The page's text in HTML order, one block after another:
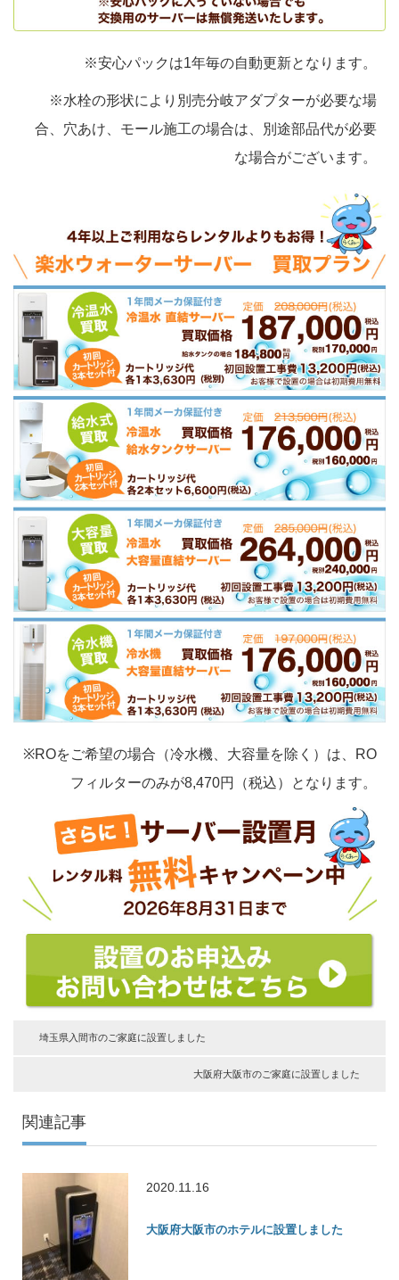
※安心パックは1年毎の自動更新となります。
※水栓の形状により別売分岐アダプターが必要な場
合、穴あけ、モール施工の場合は、別途部品代が必要
な場合がございます。
※ROをご希望の場合（冷水機、大容量を除く）は、RO
フィルターのみが8,470円（税込）となります。
埼玉県入間市のご家庭に設置しました
大阪府大阪市のご家庭に設置しました
関連記事
2020.11.16
大阪府大阪市のホテルに設置しました